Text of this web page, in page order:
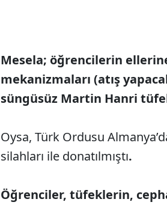
Mesela; öğrencilerin
mekanizmaları (atış
süngüsüz Martin Hanri
Oysa, Türk Ordusu
silahları ile donatılmıştı.
Öğrenciler, tüfeklerin,